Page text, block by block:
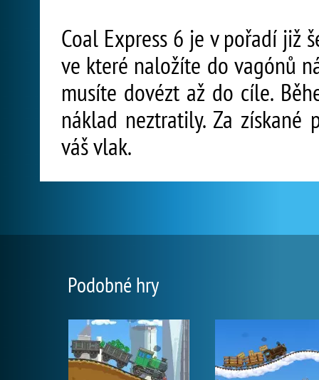
Coal Express 6 je v pořadí již
ve které naložíte do vagónů
musíte dovézt až do cíle.
náklad neztratily. Za
váš vlak.
Podobné hry